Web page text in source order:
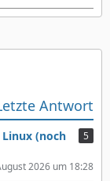
Antwort
Linux (noch
5
2026 um 18:28